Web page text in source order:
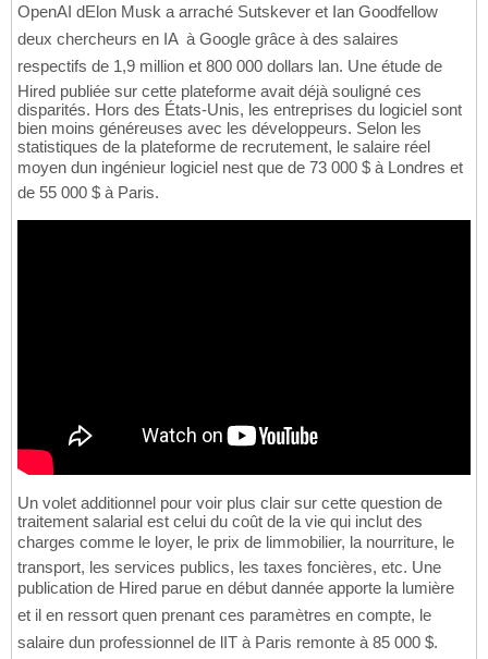
OpenAI dElon Musk a arraché Sutskever et Ian Goodfellow 
deux chercheurs en IA  à Google grâce à des salaires
respectifs de 1,9 million et 800 000 dollars lan. Une étude de
Hired publiée sur cette plateforme avait déjà souligné ces
disparités. Hors des États-Unis, les entreprises du logiciel sont
bien moins généreuses avec les développeurs. Selon les
statistiques de la plateforme de recrutement, le salaire réel
moyen dun ingénieur logiciel nest que de 73 000 $ à Londres et
de 55 000 $ à Paris.
Un volet additionnel pour voir plus clair sur cette question de
traitement salarial est celui du coût de la vie qui inclut des
charges comme le loyer, le prix de limmobilier, la nourriture, le
transport, les services publics, les taxes foncières, etc. Une
publication de Hired parue en début dannée apporte la lumière
et il en ressort quen prenant ces paramètres en compte, le
salaire dun professionnel de lIT à Paris remonte à 85 000 $.